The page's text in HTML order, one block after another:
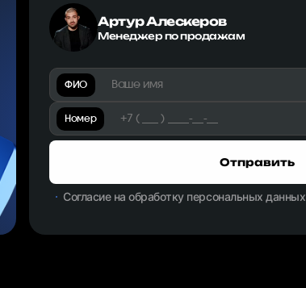
Артур Алескеров
Менеджер по продажам
ФИО
Номер
Отправить
Согласие на обработку персональных данных